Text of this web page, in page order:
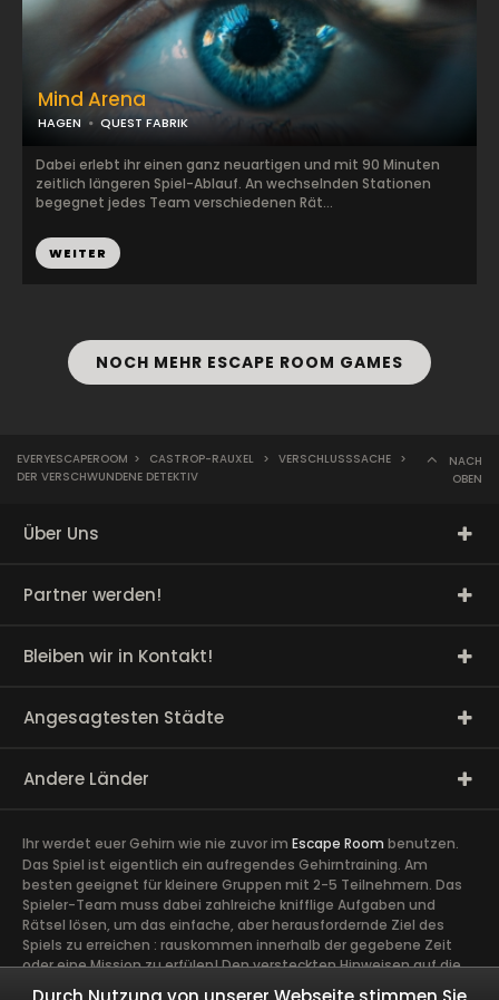
Mind Arena
HAGEN QUEST FABRIK
Dabei erlebt ihr einen ganz neuartigen und mit 90 Minuten
zeitlich längeren Spiel-Ablauf. An wechselnden Stationen
begegnet jedes Team verschiedenen Rät...
WEITER
NOCH MEHR ESCAPE ROOM GAMES
EVERYESCAPEROOM > CASTROP-RAUXEL > VERSCHLUSSSACHE >
DER VERSCHWUNDENE DETEKTIV
NACH
OBEN
Über Uns
Partner werden!
Bleiben wir in Kontakt!
Angesagtesten Städte
Andere Länder
Ihr werdet euer Gehirn wie nie zuvor im Escape Room benutzen.
Das Spiel ist eigentlich ein aufregendes Gehirntraining. Am
besten geeignet für kleinere Gruppen mit 2-5 Teilnehmern. Das
Spieler-Team muss dabei zahlreiche knifflige Aufgaben und
Rätsel lösen, um das einfache, aber herausfordernde Ziel des
Spiels zu erreichen : rauskommen innerhalb der gegebene Zeit
oder eine Mission zu erfülen! Den versteckten Hinweisen auf die
Spur zu kommen, erfordert volle Konzentration sowie die Ideen